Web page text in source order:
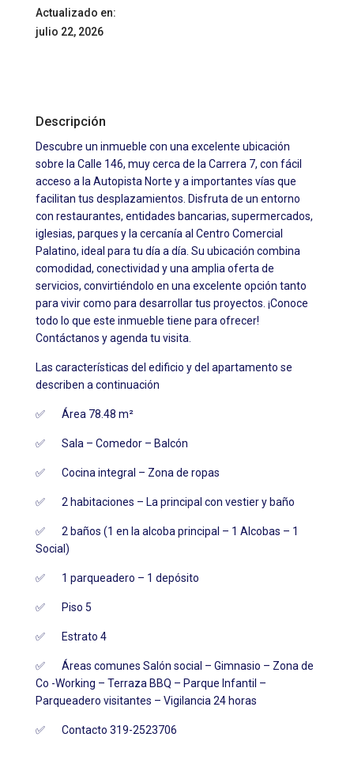
Actualizado en:
julio 22, 2026
Descripción
Descubre un inmueble con una excelente ubicación
sobre la Calle 146, muy cerca de la Carrera 7, con fácil
acceso a la Autopista Norte y a importantes vías que
facilitan tus desplazamientos. Disfruta de un entorno
con restaurantes, entidades bancarias, supermercados,
iglesias, parques y la cercanía al Centro Comercial
Palatino, ideal para tu día a día. Su ubicación combina
comodidad, conectividad y una amplia oferta de
servicios, convirtiéndolo en una excelente opción tanto
para vivir como para desarrollar tus proyectos. ¡Conoce
todo lo que este inmueble tiene para ofrecer!
Contáctanos y agenda tu visita.
Las características del edificio y del apartamento se
describen a continuación
✅ Área 78.48 m²
✅ Sala – Comedor – Balcón
✅ Cocina integral – Zona de ropas
✅ 2 habitaciones – La principal con vestier y baño
✅ 2 baños (1 en la alcoba principal – 1 Alcobas – 1
Social)
✅ 1 parqueadero – 1 depósito
✅ Piso 5
✅ Estrato 4
✅ Áreas comunes Salón social – Gimnasio – Zona de
Co -Working – Terraza BBQ – Parque Infantil –
Parqueadero visitantes – Vigilancia 24 horas
✅ Contacto 319-2523706